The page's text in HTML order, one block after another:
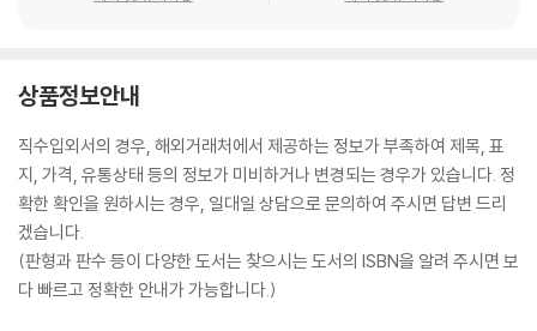
상품정보안내
직수입외서의 경우, 해외거래처에서 제공하는 정보가 부족하여 제목, 표
지, 가격, 유통상태 등의 정보가 미비하거나 변경되는 경우가 있습니다. 정
확한 확인을 원하시는 경우, 일대일 상담으로 문의하여 주시면 답변 드리
겠습니다.
(판형과 판수 등이 다양한 도서는 찾으시는 도서의 ISBN을 알려 주시면 보
다 빠르고 정확한 안내가 가능합니다.)